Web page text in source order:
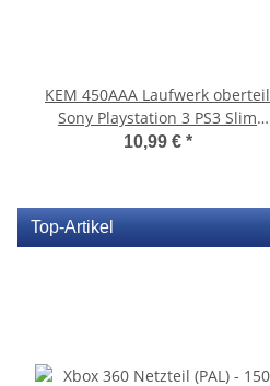
KEM 450AAA Laufwerk oberteil
Sony Playstation 3 PS3 Slim
gebraucht
10,99 € *
Top-Artikel